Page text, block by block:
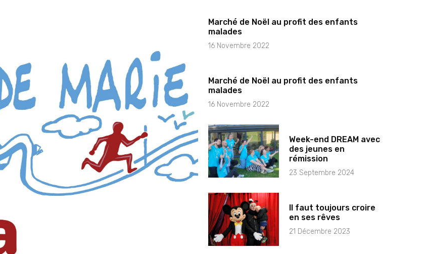
Marché de Noël au profit des enfants
malades
16 Novembre 2022
Marché de Noël au profit des enfants
malades
16 Novembre 2022
Week-end DREAM avec
des jeunes en
rémission
23 Septembre 2024
Il faut toujours croire
en ses rêves
21 Décembre 2023